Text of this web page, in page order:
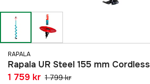
RAPALA
Rapala UR Steel 155 mm Cordless
1 759 kr 1 799 kr